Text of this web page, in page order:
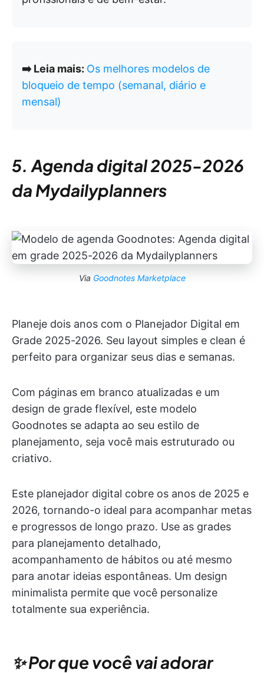
➡️ Leia mais: Os melhores modelos de
bloqueio de tempo (semanal, diário e
mensal)
5. Agenda digital 2025-2026
da Mydailyplanners
Via Goodnotes Marketplace
Planeje dois anos com o Planejador Digital em
Grade 2025-2026. Seu layout simples e clean é
perfeito para organizar seus dias e semanas.
Com páginas em branco atualizadas e um
design de grade flexível, este modelo
Goodnotes se adapta ao seu estilo de
planejamento, seja você mais estruturado ou
criativo.
Este planejador digital cobre os anos de 2025 e
2026, tornando-o ideal para acompanhar metas
e progressos de longo prazo. Use as grades
para planejamento detalhado,
acompanhamento de hábitos ou até mesmo
para anotar ideias espontâneas. Um design
minimalista permite que você personalize
totalmente sua experiência.
✨ Por que você vai adorar